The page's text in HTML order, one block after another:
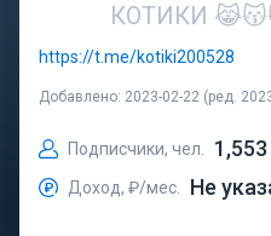
КОТИКИ
https://t.me/kotiki200528
Добавлено: 2023-02-22 (ред.
Подписчики, чел. 1,553
Доход, ₽/мес. Не